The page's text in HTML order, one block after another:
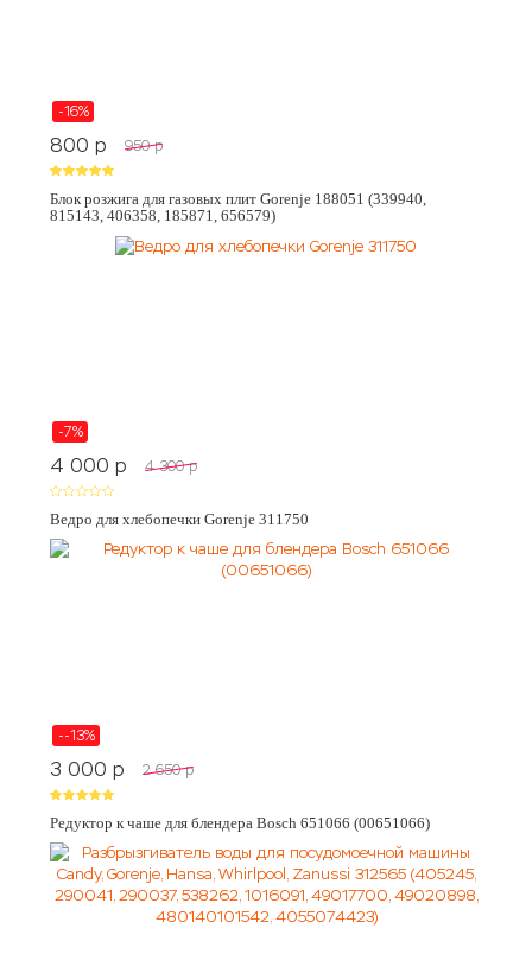
-16%
800 p 950 p
Блок розжига для газовых плит Gorenje 188051 (339940,
815143, 406358, 185871, 656579)
-7%
4 000 p 4 300 p
Ведро для хлебопечки Gorenje 311750
--13%
3 000 p 2 650 p
Редуктор к чаше для блендера Bosch 651066 (00651066)